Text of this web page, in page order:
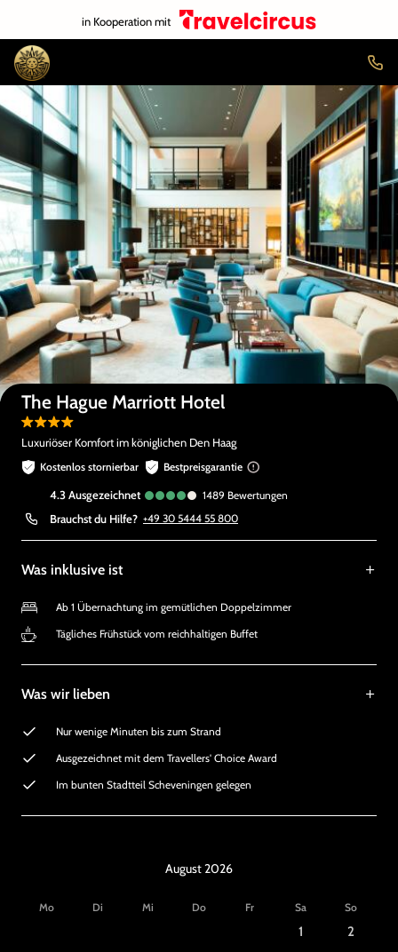
in Kooperation mit
Auf der Karte anzeigen
The Hague Marriott Hotel
Luxuriöser Komfort im königlichen Den Haag
Kostenlos stornierbar Bestpreisgarantie
4.3 ausgezeichnet 1489 Bewertungen
Brauchst du Hilfe? +49 30 5444 55 800
Was inklusive ist
Ab 1 Übernachtung im gemütlichen Doppelzimmer
Tägliches Frühstück vom reichhaltigen Buffet
Was wir lieben
Nur wenige Minuten bis zum Strand
Ausgezeichnet mit dem Travellers' Choice Award
Im bunten Stadtteil Scheveningen gelegen
August 2026
Mo Di Mi Do Fr Sa So
1
2